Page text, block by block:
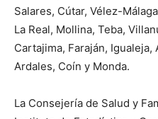
Salares, Cútar, Vélez-
La Real, Mollina, Teba,
Cartajima, Faraján,
Ardales, Coín y Monda.
La Consejería de Salud y